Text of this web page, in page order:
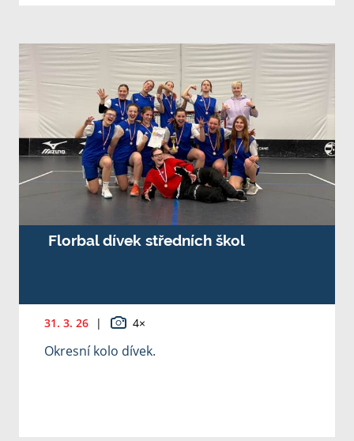
Florbal dívek středních škol
31. 3. 26 | 4×
Okresní kolo dívek.